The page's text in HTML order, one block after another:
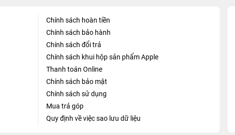
Chính sách hoàn tiền
Chính sách bảo hành
Chính sách đổi trả
Chính sách khui hộp sản phẩm Apple
Thanh toán Online
Chính sách bảo mật
Chính sách sử dụng
Mua trả góp
Quy định về việc sao lưu dữ liệu